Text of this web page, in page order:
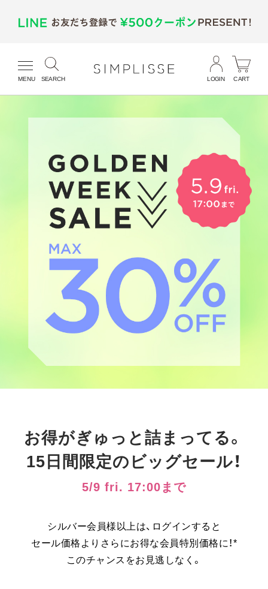
MENU SEARCH LOGIN CART
お得がぎゅっと詰まってる。
15日間限定のビッグセール！
5/9 fri. 17:00まで
シルバー会員様以上は、ログインすると
セール価格よりさらにお得な会員特別価格に！*
このチャンスをお見逃しなく。